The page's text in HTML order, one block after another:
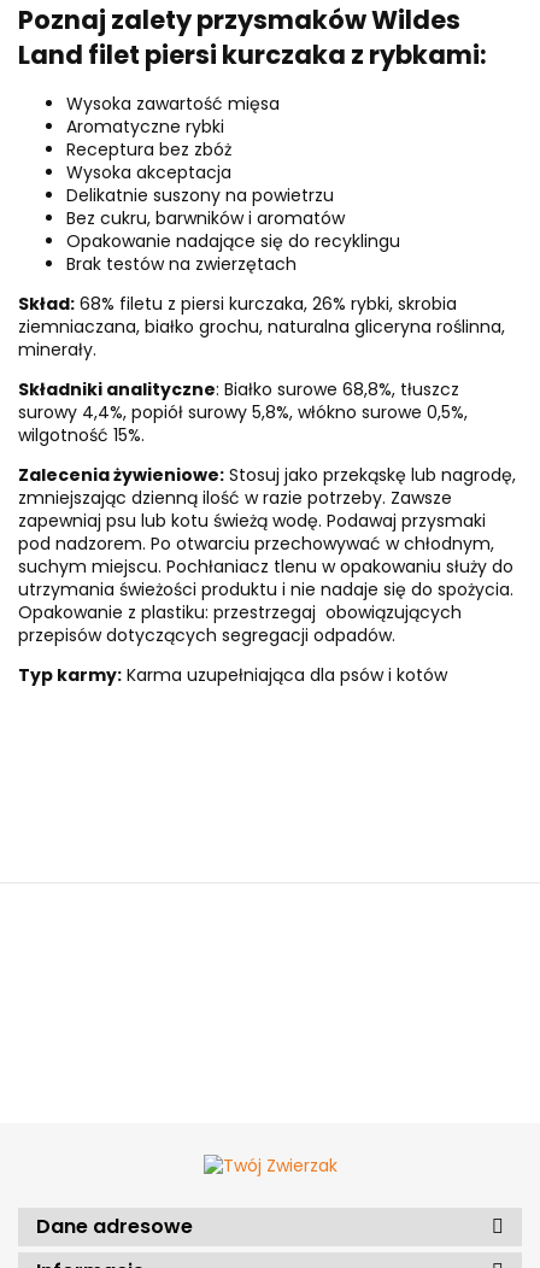
Poznaj zalety przysmaków Wildes
Land filet piersi kurczaka z rybkami:
Wysoka zawartość mięsa
Aromatyczne rybki
Receptura bez zbóż
Wysoka akceptacja
Delikatnie suszony na powietrzu
Bez cukru, barwników i aromatów
Opakowanie nadające się do recyklingu
Brak testów na zwierzętach
Skład: 68% filetu z piersi kurczaka, 26% rybki, skrobia
ziemniaczana, białko grochu, naturalna gliceryna roślinna,
minerały.
Składniki analityczne: Białko surowe 68,8%, tłuszcz
surowy 4,4%, popiół surowy 5,8%, włókno surowe 0,5%,
wilgotność 15%.
Zalecenia żywieniowe: Stosuj jako przekąskę lub nagrodę,
zmniejszając dzienną ilość w razie potrzeby. Zawsze
zapewniaj psu lub kotu świeżą wodę. Podawaj przysmaki
pod nadzorem. Po otwarciu przechowywać w chłodnym,
suchym miejscu. Pochłaniacz tlenu w opakowaniu służy do
utrzymania świeżości produktu i nie nadaje się do spożycia.
Opakowanie z plastiku: przestrzegaj obowiązujących
przepisów dotyczących segregacji odpadów.
Typ karmy: Karma uzupełniająca dla psów i kotów
Dane adresowe